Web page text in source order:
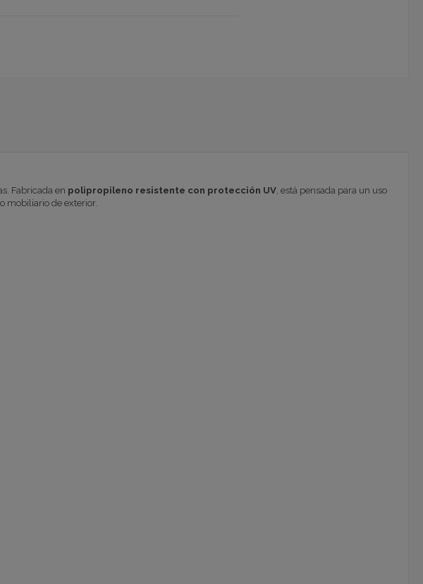
Fabricada en polipropileno resistente con protección UV, está pensada para un uso
mobiliario de exterior.